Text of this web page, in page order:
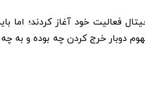
فعالیت خود آغاز کردند؛
دوبار خرج کردن چه بوده و